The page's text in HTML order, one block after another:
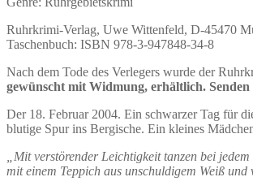
Ruhrkrimi-Verlag, Uwe Wittenfeld, D-45470
Taschenbuch: ISBN 978-3-947848-34-8
Nach dem Tode des Verlegers wurde der
gewünscht mit Widmung, erhältlich. Senden
Der 18. Februar 2004. Ein schwarzer Tag für
blutige Spur ins Bergische. Ein kleines
„Mit verstörender Leichtigkeit tanzen bei
mit einem Teppich aus unschuldigem Weiß